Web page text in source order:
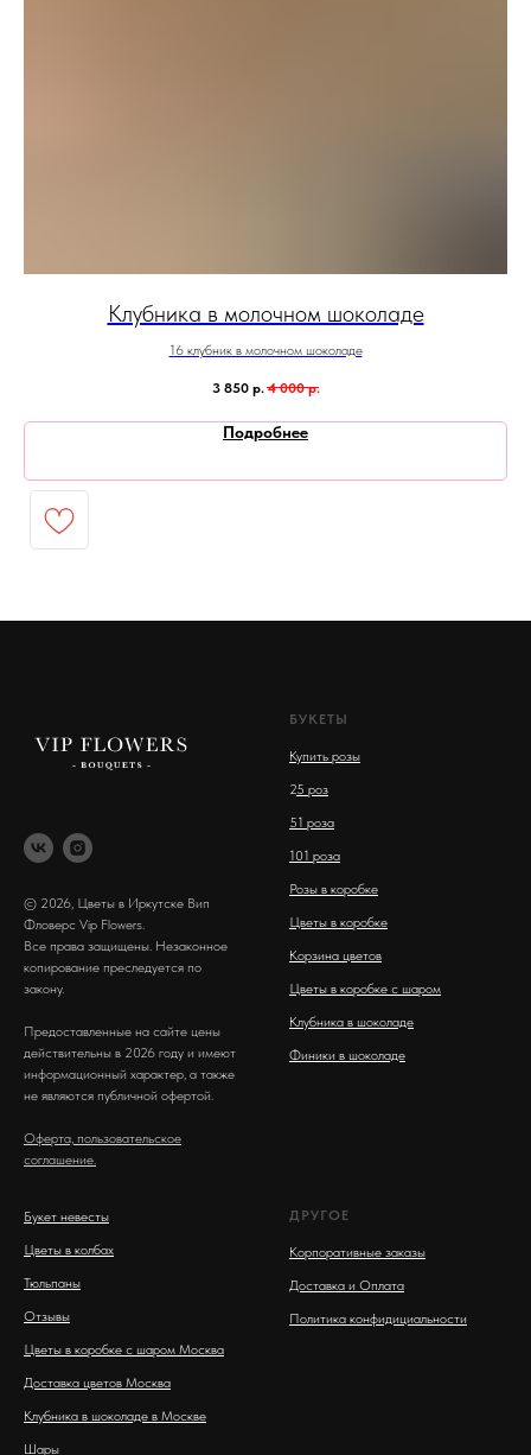
Клубника в молочном шоколаде
16 клубник в молочном шоколаде
3 850 р. 4 000 р.
Подробнее
© 2026, Цветы в Иркутске Вип
Фловерс Vip Flowers.
Все права защищены. Незаконное
копирование преследуется по
закону.
Предоставленные на сайте цены
действительны в 2026 году и имеют
информационный характер, а также
не являются публичной офертой.
Оферта, пользовательское
соглашение.
БУКЕТЫ
Купить розы
25 роз
51 роза
101 роза
Розы в коробке
Цветы в коробке
Корзина цветов
Цветы в коробке с шаром
Клубника в шоколаде
Финики в шоколаде
Букет невесты
Цветы в колбах
Тюльпаны
Отзывы
Цветы в коробке с шаром Москва
Доставка цветов Москва
Клубника в шоколаде в Москве
Шары
ДРУГОЕ
Корпоративные заказы
Доставка и Оплата
Политика конфидициальности